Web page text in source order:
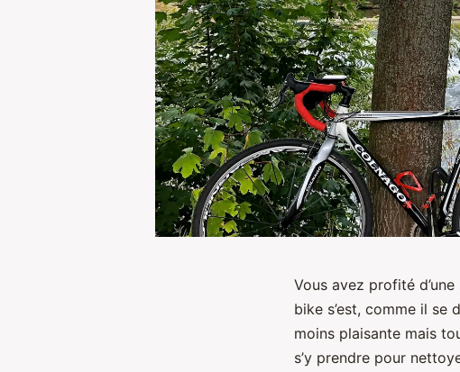
Vous avez profité
bike s’est, comme il se
moins plaisante mais
s’y prendre pour